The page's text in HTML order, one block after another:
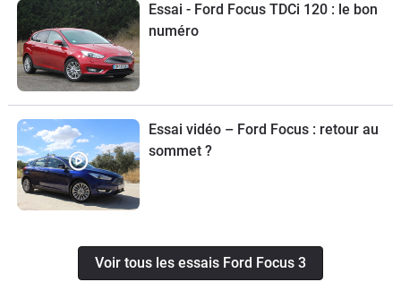
Essai - Ford Focus TDCi 120 : le bon
numéro
Essai vidéo – Ford Focus : retour au
sommet ?
Voir tous les essais Ford Focus 3